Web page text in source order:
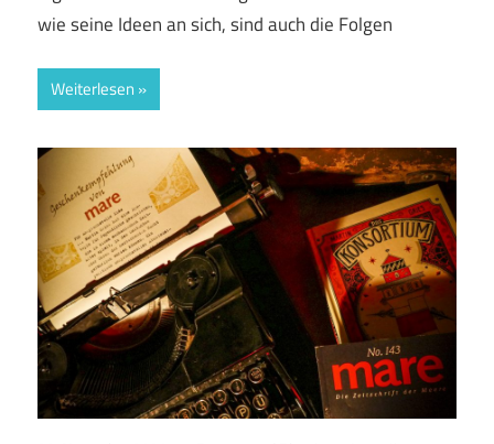
wie seine Ideen an sich, sind auch die Folgen
Weiterlesen